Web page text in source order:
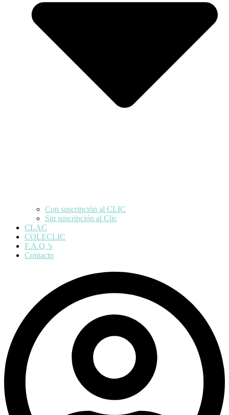
Con suscripción al CLIC
Sin suscripción al Clic
CLAC
COLECLIC
F.A.Q.’s
Contacto